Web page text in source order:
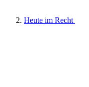
Heute im Recht